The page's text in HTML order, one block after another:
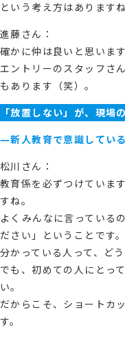
という考え方はありますね
進藤さん：
確かに仲は良いと思います
エントリーのスタッフさ
もあります（笑）。
「放置しない」が、現場
―新人教育で意識してい
松川さん：
教育係を必ずつけていま
すね。
よくみんなに言っている
ださい」ということです。
分かっている人って、ど
でも、初めての人にとっ
い。
だからこそ、ショートカ
す。